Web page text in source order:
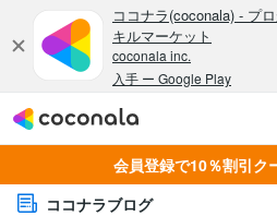
会員登録で10％割引ク
ココナラブログ